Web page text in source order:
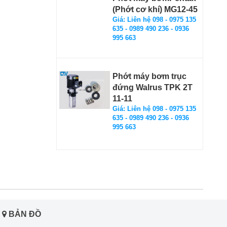
(Phớt cơ khí) MG12-45
Giá: Liên hệ 098 - 0975 135
635 - 0989 490 236 - 0936
995 663
Phớt máy bơm trục
đứng Walrus TPK 2T
11-11
Giá: Liên hệ 098 - 0975 135
635 - 0989 490 236 - 0936
995 663
BẢN ĐỒ